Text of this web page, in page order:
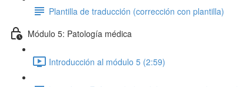
Plantilla de traducción (corrección con plantilla)
Módulo 5: Patología médica
Introducción al módulo 5 (2:59)